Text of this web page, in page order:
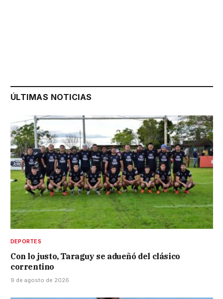
ÚLTIMAS NOTICIAS
DEPORTES
Con lo justo, Taraguy se adueñó del clásico
correntino
9 de agosto de 2026